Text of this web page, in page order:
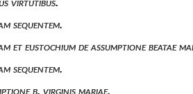
virtutibus.
sequentem.
et eustochium de assumptione beatae
sequentem.
b. virginis mariae.